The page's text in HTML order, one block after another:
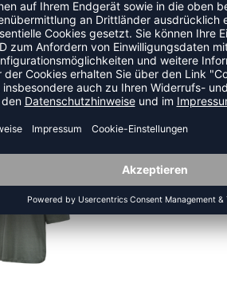
ZULETZT
KATEGORIE
NEW
-20%